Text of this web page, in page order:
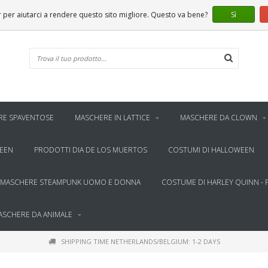
SPAVENTOSE MASCHERE IN LATTICE MASCHERE DA CLOWN
PRODOTTI DIA DE LOS MUERTOS COSTUMI DI HALLOWEEN
MASCHERE STEAMPUNK UOMO E DONNA COSTUME DI HARLEY QUINN -
DA ANIMALE
SHIPPING TIME NETHERLANDS/BELGIUM: 1-2 DAYS
aiutarci a rendere questo sito migliore. Questo va bene? Sì